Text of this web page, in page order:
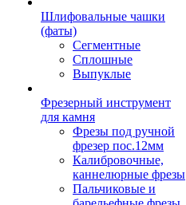
Шлифовальные чашки
(фаты)
Сегментные
Сплошные
Выпуклые
Фрезерный инструмент
для камня
Фрезы под ручной
фрезер пос.12мм
Калибровочные,
каннелюрные фрезы
Пальчиковые и